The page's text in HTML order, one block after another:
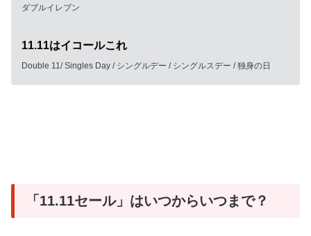
ダブルイレブン
11.11はイコールこれ
Double 11/ Singles Day / シングルデー / シングルスデー / 独身の日
「11.11セール」はいつからいつまで？